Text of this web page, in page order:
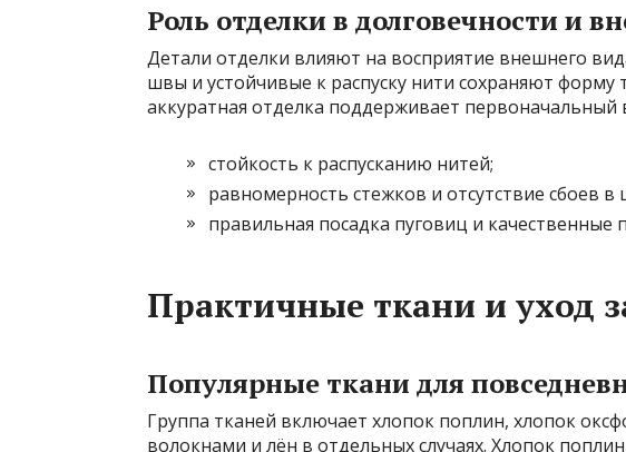
Роль отделки в долговечности и
Детали отделки влияют на восприятие внешнего
швы и устойчивые к распуску нити сохраняют форму
аккуратная отделка поддерживает первоначальный
стойкость к распусканию нитей;
равномерность стежков и отсутствие сбоев в
правильная посадка пуговиц и качественные
Практичные ткани и уход
Популярные ткани для
Группа тканей включает хлопок поплин, хлопок
волокнами и лён в отдельных случаях. Хлопок